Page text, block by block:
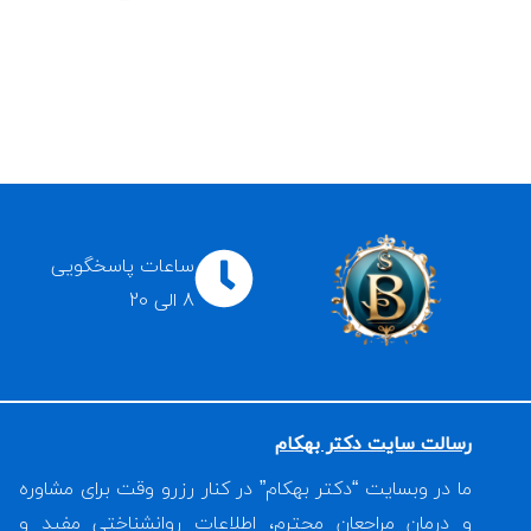
ساعات پاسخگویی
8 الی 20
رسالت سایت دکتر بهکام
ما در وبسایت “دکتر بهکام” در کنار رزرو وقت برای مشاوره
و درمان مراجعان محترم، اطلاعات روانشناختی مفید و